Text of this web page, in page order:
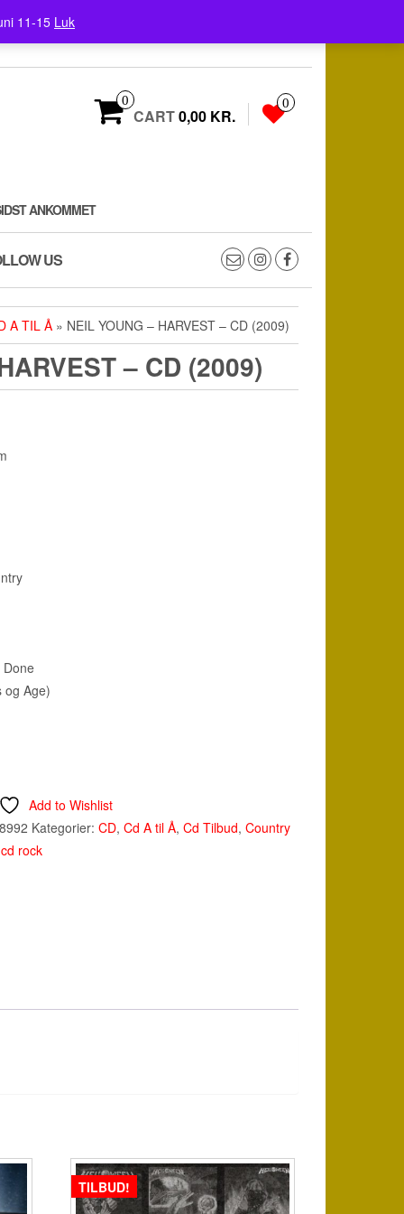
11-15 Luk
0
CART0,00 KR.
0
ANKOMMET
US
A TIL Å » NEIL YOUNG – HARVEST – CD (2009)
– CD (2009)
Done
og Age)
Add to Wishlist
Kategorier: CD, Cd A til Å, Cd Tilbud, Country
cd rock
TILBUD!